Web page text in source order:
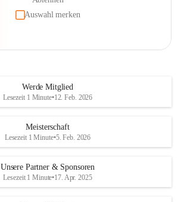
Auswahl merken
Werde Mitglied
Lesezeit 1 Minute•12. Feb. 2026
Meisterschaft
Lesezeit 1 Minute•5. Feb. 2026
Unsere Partner & Sponsoren
Lesezeit 1 Minute•17. Apr. 2025